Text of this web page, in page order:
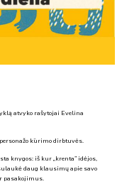
atvyko rašytojai Evelina
kūrimo dirbtuvės.
knygos: iš kur „krenta” idėjos,
daug klausimų apie savo
pasakojimus.